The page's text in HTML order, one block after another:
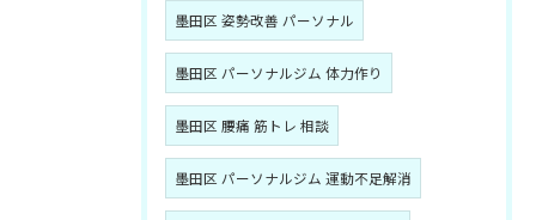
墨田区 姿勢改善 パーソナル
墨田区 パーソナルジム 体力作り
墨田区 腰痛 筋トレ 相談
墨田区 パーソナルジム 運動不足解消